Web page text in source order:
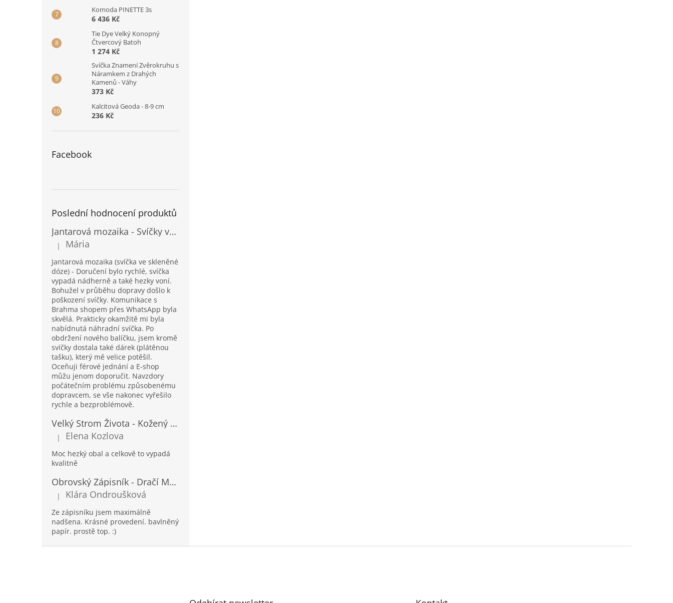
Komoda PINETTE 3s
6 436 Kč
Tie Dye Velký Konopný
Čtvercový Batoh
1 274 Kč
Svíčka Znamení Zvěrokruhu s
Náramkem z Drahých
Kamenů - Váhy
373 Kč
Kalcitová Geoda - 8-9 cm
236 Kč
Facebook
Poslední hodnocení produktů
Jantarová mozaika - Svíčky ve skleněných dózách - Vysoké
Hodnocení produktu je 5 z 5 hvězdiček.
| Mária
Jantarová mozaika (svíčka ve skleněné
dóze) - Doručení bylo rychlé, svíčka
vypadá nádherně a také hezky voní.
Bohužel v průběhu dopravy došlo k
poškození svíčky. Komunikace s
Brahma shopem přes WhatsApp byla
skvělá. Prakticky okamžitě mi byla
nabídnutá náhradní svíčka. Po
obdržení nového balíčku, jsem kromě
svíčky dostala také dárek (plátěnou
tašku), který mě velice potěšil.
Oceňuji férové jednání a E-shop
můžu jenom doporučit. Navzdory
počátečním problému způsobenému
dopravcem, se vše nakonec vyřešilo
rychle a bezproblémově.
Velký Strom Života - Kožený Zápisník se Šňůrkou a Kamínkem - 20x16x2cm - 160 Stran
Hodnocení produktu je 5 z 5 hvězdiček.
| Elena Kozlova
Moc hezký obal a celkově to vypadá
kvalitně
Obrovský Zápisník - Dračí Mandala s Chakra Kameny - 100 Stran - 25x34cm
Hodnocení produktu je 5 z 5 hvězdiček.
| Klára Ondroušková
Ze zápisníku jsem maximálně
nadšena. Krásné provedení. bavlněný
papír. prostě top. :)